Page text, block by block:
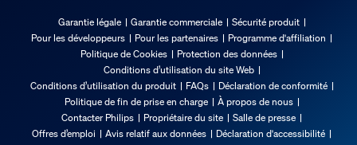
Code barre produit
8721103103635
Poids net
Poids brut
Garantie légale Garantie commerciale
Sécurité produit
Pour les développeurs
Pour les partenaires
Programme d'affiliation
Politique de Cookies
Protection des données
Conditions d’utilisation du site Web
Conditions d’utilisation du produit
FAQs
Déclaration de conformité
Politique de fin de prise en charge
À propos de nous
Contacter Philips
Propriétaire du site
Salle de presse
Offres d’emploi
Avis relatif aux données
Déclaration d'accessibilité